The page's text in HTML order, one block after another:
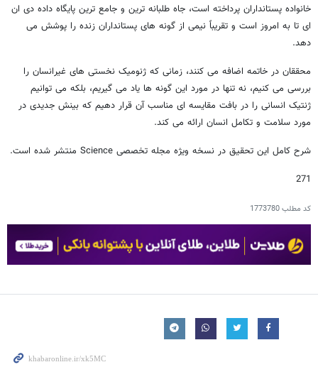
خانواده پستانداران پرداخته است، جاه طلبانه ترین و جامع ترین پایگاه داده دی ان
ای تا به امروز است و تقریباً نیمی از گونه های پستانداران زنده را پوشش می
دهد.
محققان در خاتمه اضافه می کنند، زمانی که ژنومیک نخستی‌ های غیرانسان را
بررسی می ‌کنیم، نه تنها در مورد این گونه ‌ها یاد می‌ گیریم، بلکه می ‌توانیم
ژنتیک انسانی را در بافت مقایسه ‌ای مناسب آن قرار دهیم که بینش جدیدی در
مورد سلامت و تکامل انسان ارائه می‌ کند.
شرح کامل این تحقیق در نسخه ویژه مجله تخصصی Science منتشر شده است.
271
کد مطلب1773780